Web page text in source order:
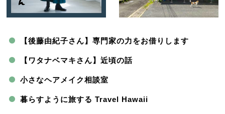
【後藤由紀子さん】専門家の力をお借りします
【ワタナベマキさん】近頃の話
小さなヘアメイク相談室
暮らすように旅する Travel Hawaii